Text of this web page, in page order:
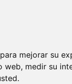
mejorar su
web, medir su
.